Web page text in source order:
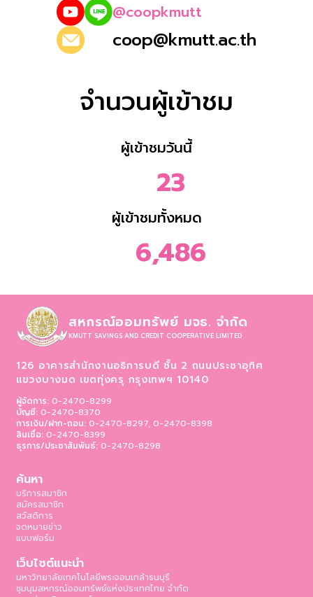
@coopkmutt
coop@kmutt.ac.th
จำนวนผู้เข้าชม
ผู้เข้าชมวันนี้
23
ผู้เข้าชมทั้งหมด
6,486
สหกรณ์ออมทรัพย์ มจธ. จำกัด
KMUTT SAVINGS AND CREDIT COOPERATIVE LIMITED
126 อาคารสำนักงานอธิการบดี ชั้น 2 ถนนประชาอุทิศ
แขวงบางมด เขตทุ่งครุ กรุงเทพฯ 10140
ผู้จัดการ: 0-2470-8299
บัญชี: 0-2470-8370
การเงิน/ฝาก-ถอน: 0-2470-8297, 0-2470-8398
สินเชื่อ: 0-2470-8399
ธุรการ/ประชาสัมพันธ์: 0-2470-8298
ค้นหา
บริการสมาชิก
สมัครสมาชิก
สวัสดิการ
จดหมายข่าว
แบบฟอร์ม
เว็บไซต์แนะนำ
มหาวิทยาลัยเทคโนโลยีพระจอมเกล้าธนบุรี
ชุมนุมสหกรณ์ออมทรัพย์แห่งประเทศไทย จำกัด